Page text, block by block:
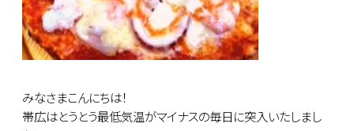
みなさまこんにちは！
帯広はとうとう最低気温がマイナスの毎日に突入いたしまし